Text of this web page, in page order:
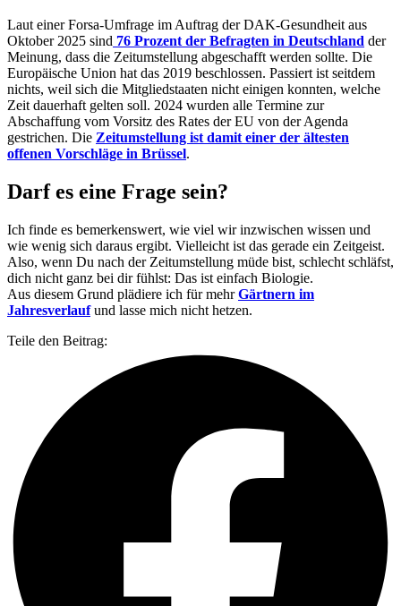
Laut einer Forsa-Umfrage im Auftrag der DAK-Gesundheit aus
Oktober 2025 sind 76 Prozent der Befragten in Deutschland der
Meinung, dass die Zeitumstellung abgeschafft werden sollte. Die
Europäische Union hat das 2019 beschlossen. Passiert ist seitdem
nichts, weil sich die Mitgliedstaaten nicht einigen konnten, welche
Zeit dauerhaft gelten soll. 2024 wurden alle Termine zur
Abschaffung vom Vorsitz des Rates der EU von der Agenda
gestrichen. Die Zeitumstellung ist damit einer der ältesten
offenen Vorschläge in Brüssel.
Darf es eine Frage sein?
Ich finde es bemerkenswert, wie viel wir inzwischen wissen und
wie wenig sich daraus ergibt. Vielleicht ist das gerade ein Zeitgeist.
Also, wenn Du nach der Zeitumstellung müde bist, schlecht schläfst,
dich nicht ganz bei dir fühlst: Das ist einfach Biologie.
Aus diesem Grund plädiere ich für mehrGärtnern im
Jahresverlaufund lasse mich nicht hetzen.
Teile den Beitrag: